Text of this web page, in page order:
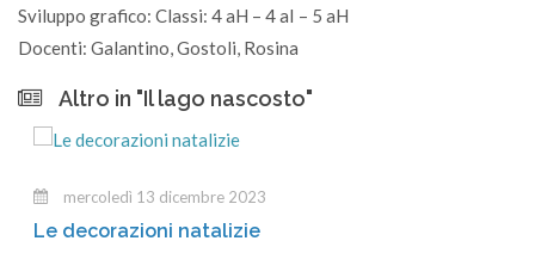
Sviluppo grafico: Classi: 4 aH – 4 aI – 5 aH
Docenti: Galantino, Gostoli, Rosina
Altro in "Il lago nascosto"
mercoledì 13 dicembre 2023
Le decorazioni natalizie